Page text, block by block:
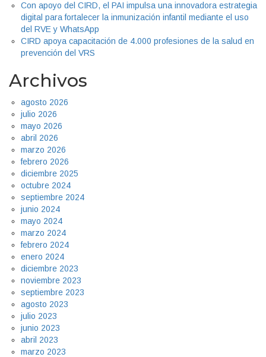
Con apoyo del CIRD, el PAI impulsa una innovadora estrategia
digital para fortalecer la inmunización infantil mediante el uso
del RVE y WhatsApp
CIRD apoya capacitación de 4.000 profesiones de la salud en
prevención del VRS
Archivos
agosto 2026
julio 2026
mayo 2026
abril 2026
marzo 2026
febrero 2026
diciembre 2025
octubre 2024
septiembre 2024
junio 2024
mayo 2024
marzo 2024
febrero 2024
enero 2024
diciembre 2023
noviembre 2023
septiembre 2023
agosto 2023
julio 2023
junio 2023
abril 2023
marzo 2023